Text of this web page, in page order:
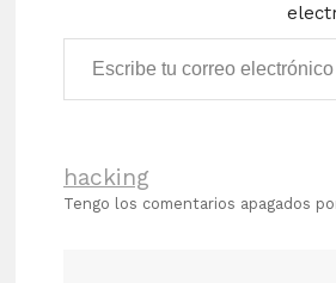
Escribe tu correo electrónico…
hacking
Tengo los comentarios apagados